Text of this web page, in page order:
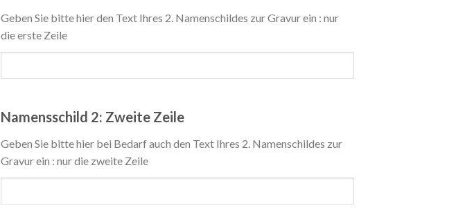
Geben Sie bitte hier den Text Ihres 2. Namenschildes zur Gravur ein : nur
die erste Zeile
Namensschild 2: Zweite Zeile
Geben Sie bitte hier bei Bedarf auch den Text Ihres 2. Namenschildes zur
Gravur ein : nur die zweite Zeile